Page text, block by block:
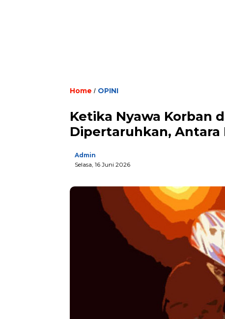
Home / OPINI
Ketika Nyawa Korban
Dipertaruhkan, Antara
Admin
Selasa, 16 Juni 2026